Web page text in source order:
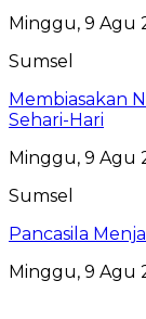
Minggu, 9 Agu
Sumsel
Membiasakan
Sehari-Hari
Minggu, 9 Agu
Sumsel
Pancasila
Minggu, 9 Agu